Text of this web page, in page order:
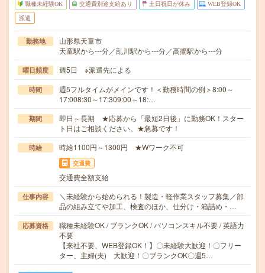
職種未経験OK 交通費別途支給あり 土日祝日が休み WEB登録OK
派遣
勤務地
山形県天童市
天童駅から---分／乱川駅から---分／高擶駅から---分
曜日頻度 週5日 ※派遣先による
時間
週5フルタイムがメインです！＜勤務時間の例＞8:00～
17:008:30～17:309:00～18:…
期間
即日～長期 ★応募から「最短2日後」に勤務OK！スター
ト日はご相談ください。★急募です！
時給 時給1100円～1300円 ★Wワーク不可
交通費
交通費全額支給
仕事内容
＼未経験から始められる！製造・軽作業スタッフ募集／部
品の組み立てや加工、検査のほか、仕分け・箱詰め・…
応募資格
職種未経験OK / ブランクOK / パソコンスキル不要 / 英語力
不要
【来社不要、WEB登録OK！】〇未経験大歓迎！〇フリー
ター、主婦(夫) 大歓迎！〇ブランクOK〇週5…